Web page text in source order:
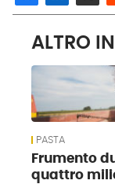
ALTRO
PASTA
Frumento
quattro